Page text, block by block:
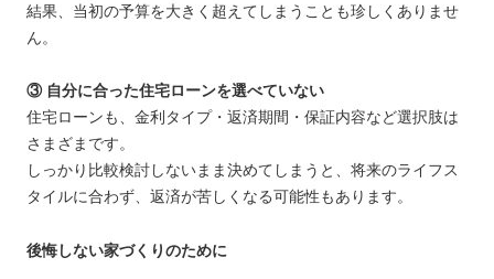
結果、当初の予算を大きく超えてしまうことも珍しくありませ
ん。
③ 自分に合った住宅ローンを選べていない
住宅ローンも、金利タイプ・返済期間・保証内容など選択肢は
さまざまです。
しっかり比較検討しないまま決めてしまうと、将来のライフス
タイルに合わず、返済が苦しくなる可能性もあります。
後悔しない家づくりのために